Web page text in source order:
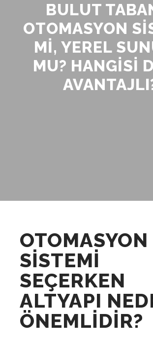
BULUT
OTOMASYON
MI, YEREL
MU? HANGISI
OTOMASYON
SİSTEMİ
SEÇERKEN
ALTYAPI
ÖNEMLİDİR?